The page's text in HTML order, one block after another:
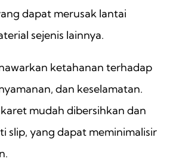
dapat merusak lantai
sejenis lainnya.
ketahanan terhadap
dan keselamatan.
mudah dibersihkan dan
slip, yang dapat meminimalisir